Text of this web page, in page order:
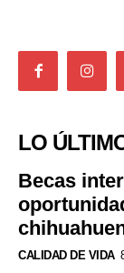
LO
Becas
CALIDAD DE VIDA